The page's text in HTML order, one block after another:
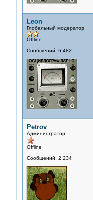
Leon
Глобальный модератор
Offline
Сообщений: 6,482
Petrov
Администратор
Offline
Сообщений: 2,234